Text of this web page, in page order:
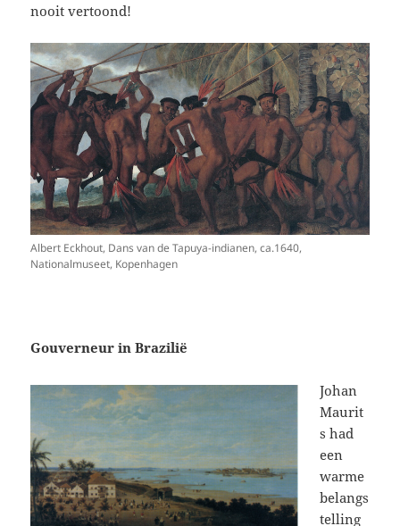
nooit vertoond!
Albert Eckhout, Dans van de Tapuya-indianen, ca.1640,
Nationalmuseet, Kopenhagen
Gouverneur in Brazilië
Johan
Maurit
s had
een
warme
belangs
telling